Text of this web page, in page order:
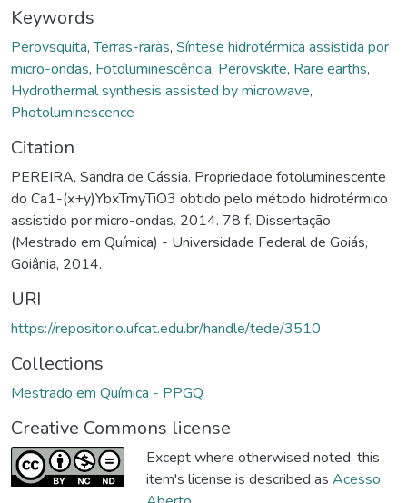
Keywords
Perovsquita,Terras-raras, Síntese hidrotérmica assistida por
micro-ondas, Fotoluminescência, Perovskite, Rare earths,
Hydrothermal synthesis assisted by microwave,
Photoluminescence
Citation
PEREIRA, Sandra de Cássia. Propriedade fotoluminescente
do Ca1-(x+y)YbxTmyTiO3 obtido pelo método hidrotérmico
assistido por micro-ondas. 2014. 78 f. Dissertação
(Mestrado em Química) - Universidade Federal de Goiás,
Goiânia, 2014.
URI
https://repositorio.ufcat.edu.br/handle/tede/3510
Collections
Mestrado em Química - PPGQ
Creative Commons license
Except where otherwised noted, this
item's license is described as Acesso